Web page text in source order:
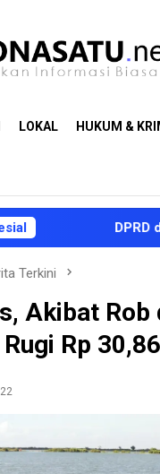
LOKAL HUKUM &
DPRD dan
Terkini
Akibat Rob
Rp